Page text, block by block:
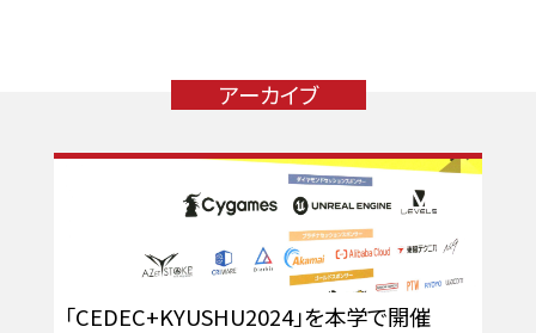
アーカイブ
「CEDEC+KYUSHU2024」を本学で開催